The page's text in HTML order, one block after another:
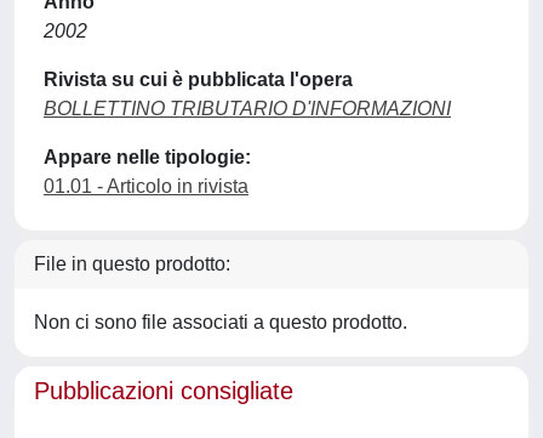
2002
Rivista su cui è pubblicata l'opera
BOLLETTINO TRIBUTARIO D'INFORMAZIONI
Appare nelle tipologie:
01.01 - Articolo in rivista
File in questo prodotto:
Non ci sono file associati a questo prodotto.
Pubblicazioni consigliate